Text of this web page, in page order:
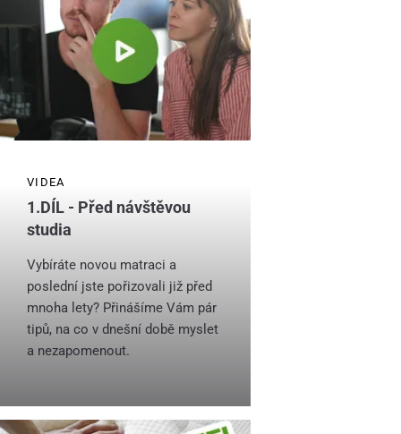
VIDEA
1.DÍL - Před návštěvou
studia
Vybíráte novou matraci a
poslední jste pořizovali již před
mnoha lety? Přinášíme Vám pár
tipů, na co v dnešní době myslet
a nezapomenout.